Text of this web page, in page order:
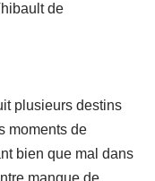
de
plusieurs destins
moments de
bien que mal dans
manque de